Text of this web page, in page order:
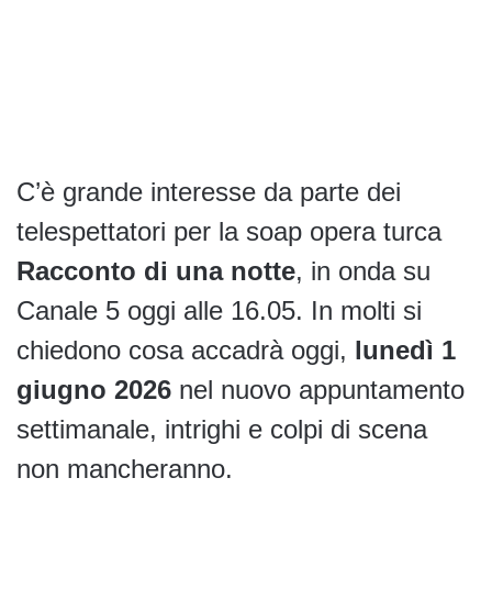
C’è grande interesse da parte dei
telespettatori per la soap opera turca
Racconto di una notte, in onda su
Canale 5 oggi alle 16.05. In molti si
chiedono cosa accadrà oggi, lunedì 1
giugno 2026 nel nuovo appuntamento
settimanale, intrighi e colpi di scena
non mancheranno.